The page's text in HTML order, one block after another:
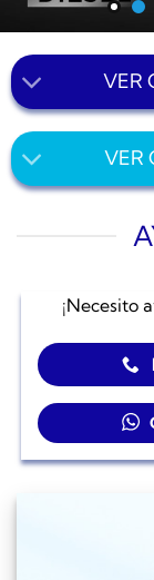
VER
VER
¡Necesito